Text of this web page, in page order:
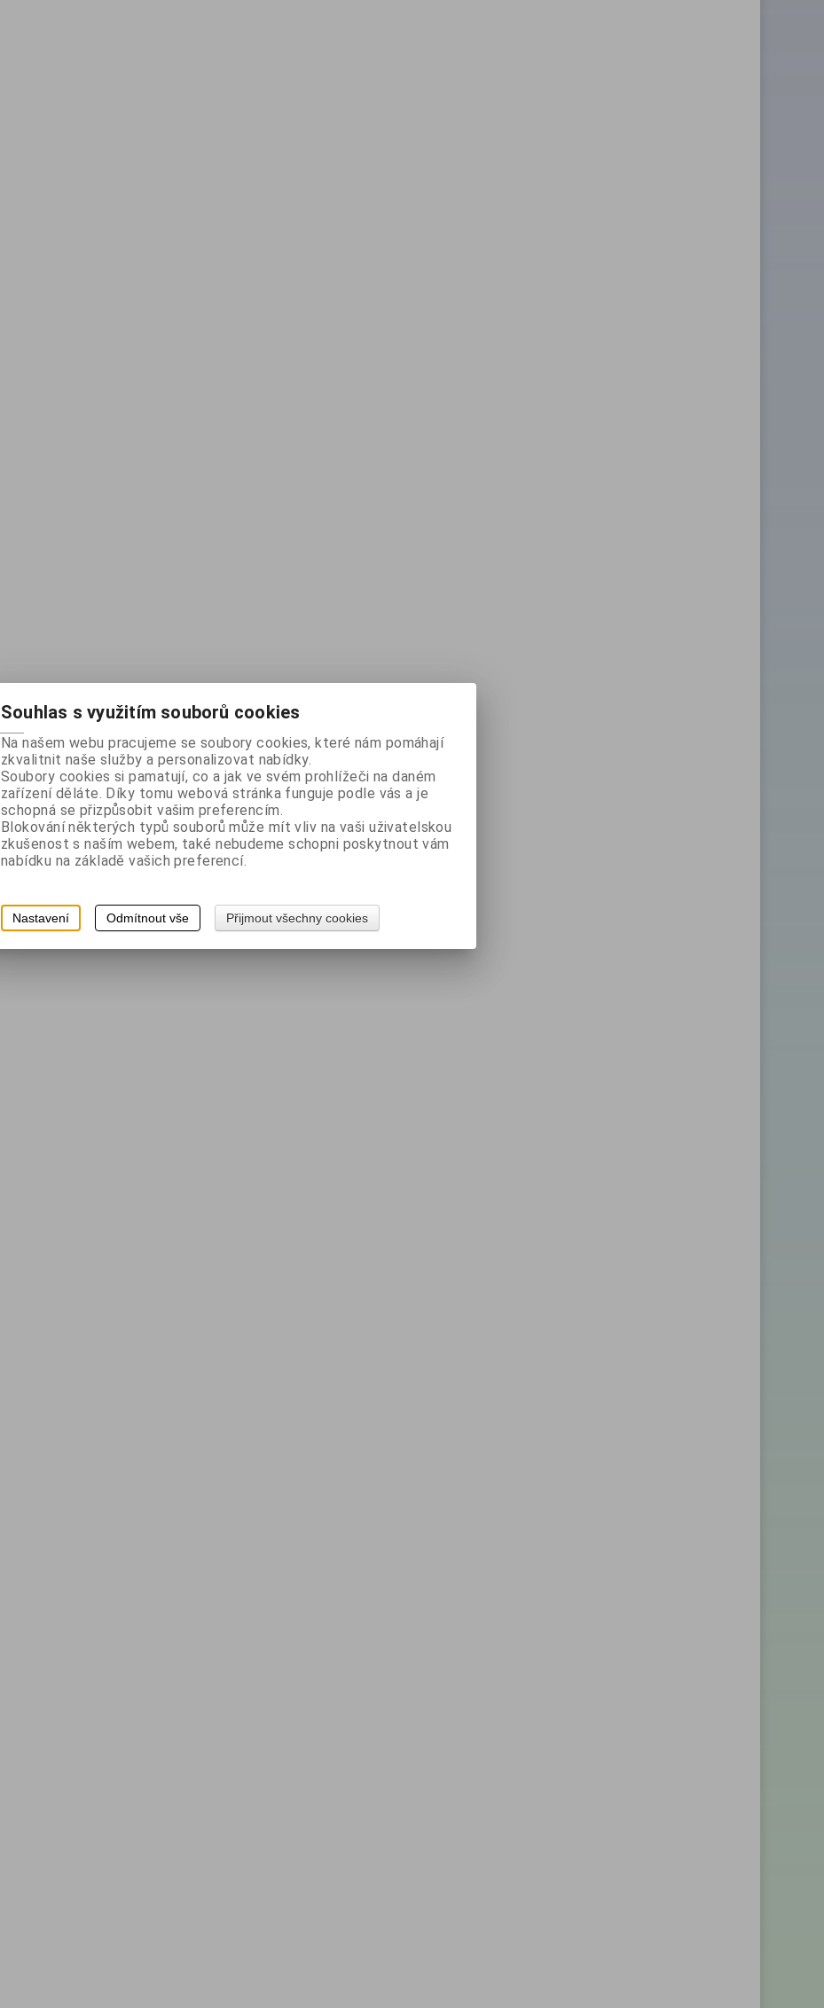
Souhlas s využitím souborů cookies
Na našem webu pracujeme se soubory cookies, které nám pomáhají
zkvalitnit naše služby a personalizovat nabídky.
Soubory cookies si pamatují, co a jak ve svém prohlížeči na daném
zařízení děláte. Díky tomu webová stránka funguje podle vás a je
schopná se přizpůsobit vašim preferencím.
Blokování některých typů souborů může mít vliv na vaši uživatelskou
zkušenost s naším webem, také nebudeme schopni poskytnout vám
nabídku na základě vašich preferencí.
Nastavení Odmítnout vše Přijmout všechny cookies